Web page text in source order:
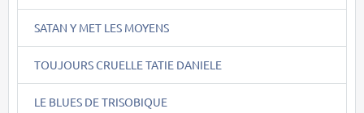
SATAN Y MET LES MOYENS
TOUJOURS CRUELLE TATIE DANIELE
LE BLUES DE TRISOBIQUE